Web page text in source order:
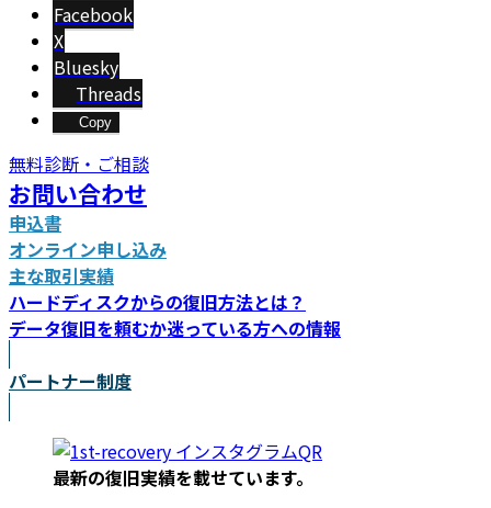
Facebook
X
Bluesky
Threads
Copy
無料診断・ご相談
お問い合わせ
申込書
オンライン申し込み
主な取引実績
ハードディスクからの復旧方法とは？
データ復旧を頼むか迷っている方への情報
パートナー制度
最新の復旧実績を載せています。